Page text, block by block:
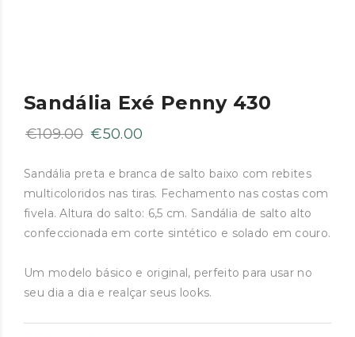
Sandália Exé Penny 430
€109.00 O
original
era:
€109.00.
€50.00
atual
é:
€50.00.
Sandália preta e branca de salto baixo com rebites
multicoloridos nas tiras. Fechamento nas costas com
fivela. Altura do salto: 6,5 cm. Sandália de salto alto
confeccionada em corte sintético e solado em couro.
Um modelo básico e original, perfeito para usar no
seu dia a dia e realçar seus looks.